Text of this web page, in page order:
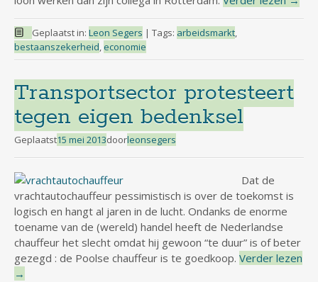
Geplaatst in: Leon Segers | Tags: arbeidsmarkt,
bestaanszekerheid, economie
Transportsector protesteert
tegen eigen bedenksel
Geplaatst15 mei 2013doorleonsegers
Dat de
vrachtautochauffeur pessimistisch is over de toekomst is
logisch en hangt al jaren in de lucht. Ondanks de enorme
toename van de (wereld) handel heeft de Nederlandse
chauffeur het slecht omdat hij gewoon “te duur” is of beter
gezegd : de Poolse chauffeur is te goedkoop. Verder lezen
→